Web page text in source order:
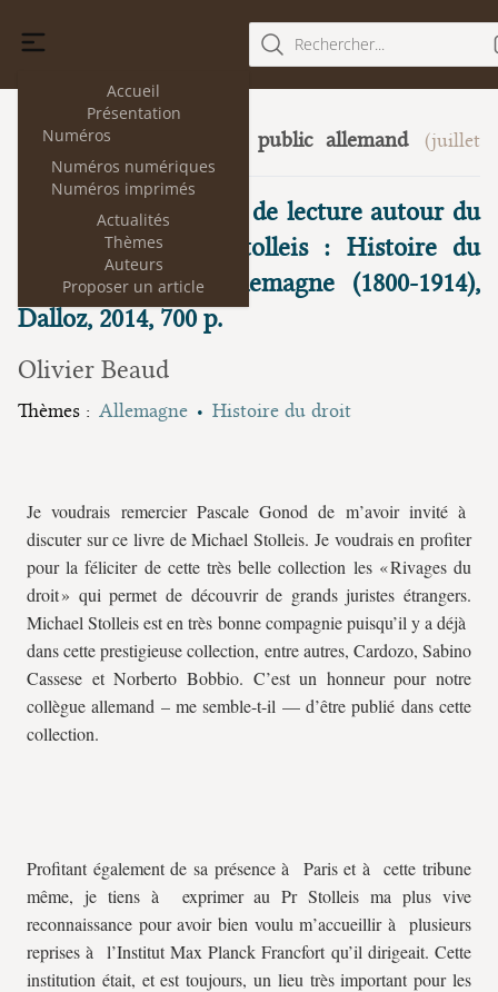
Accueil
Présentation
Numéros
Numéros numériques
Numéros imprimés
Actualités
Thèmes
Auteurs
Proposer un article
Rechercher...
Histoire du droit public allemand
(juillet
2014)
Quelques remarques de lecture autour du
livre de Michael Stolleis : Histoire du
droit public en Allemagne (1800-1914),
Dalloz, 2014, 700 p.
Olivier Beaud
Thèmes : Allemagne Histoire du droit
Je voudrais remercier Pascale Gonod de m’avoir invité à
discuter sur ce livre de Michael Stolleis. Je voudrais en profiter
pour la féliciter de cette très belle collection les « Rivages du
droit » qui permet de découvrir de grands juristes étrangers.
Michael Stolleis est en très bonne compagnie puisqu’il y a déjà
dans cette prestigieuse collection, entre autres, Cardozo, Sabino
Cassese et Norberto Bobbio. C’est un honneur pour notre
collègue allemand – me semble-t-il — d’être publié dans cette
collection.
Profitant également de sa présence à Paris et à cette tribune
même, je tiens à exprimer au Pr Stolleis ma plus vive
reconnaissance pour avoir bien voulu m’accueillir à plusieurs
reprises à l’Institut Max Planck Francfort qu’il dirigeait. Cette
institution était, et est toujours, un lieu très important pour les